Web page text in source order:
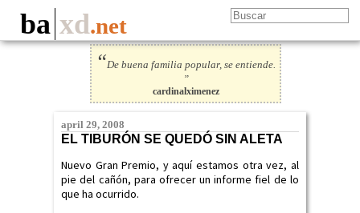
ba xd.net
“De buena familia popular, se entiende.
”
cardinalximenez
april 29, 2008
EL TIBURÓN SE QUEDÓ SIN ALETA
Nuevo Gran Premio, y aquí estamos otra vez, al
pie del cañón, para ofrecer un informe fiel de lo
que ha ocurrido.